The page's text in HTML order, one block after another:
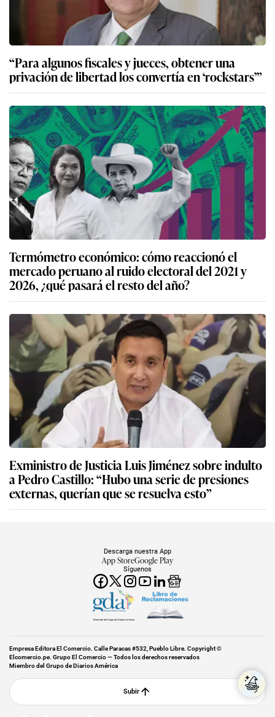
“Para algunos fiscales y jueces, obtener una
privación de libertad los convertía en ‘rockstars’”
Termómetro económico: cómo reaccionó el
mercado peruano al ruido electoral del 2021 y
2026, ¿qué pasará el resto del año?
Exministro de Justicia Luis Jiménez sobre indulto
a Pedro Castillo: “Hubo una serie de presiones
externas, querían que se resuelva esto”
Síguenos
Descarga nuestra App
App StoreGoogle Play
Miembro del Grupo de Diarios América
Empresa Editora El Comercio. Calle Paracas #532, Pueblo Libre. Copyright ©
Elcomercio.pe. Grupo El Comercio — Todos los derechos reservados
Miembro del Grupo de Diarios América
Subir